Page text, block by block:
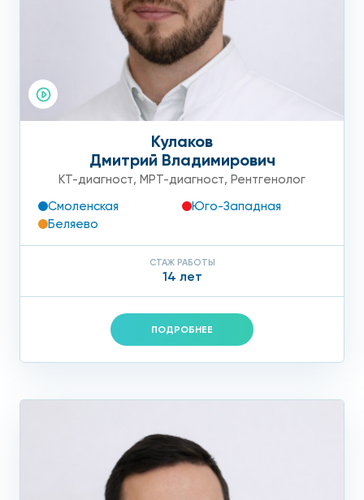
Кулаков
Дмитрий Владимирович
КТ-диагност, МРТ-диагност, Рентгенолог
Смоленская
Юго-Западная
Беляево
СТАЖ РАБОТЫ
14 лет
ПОДРОБНЕЕ